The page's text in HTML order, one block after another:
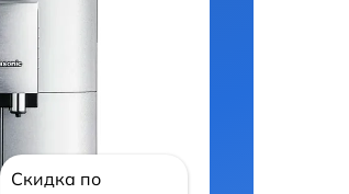
Скидка по